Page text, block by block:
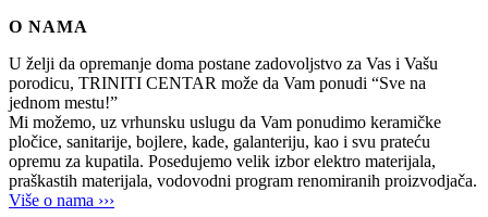
O NAMA
U želji da opremanje doma postane zadovoljstvo za Vas i Vašu
porodicu, TRINITI CENTAR može da Vam ponudi “Sve na
jednom mestu!”
Mi možemo, uz vrhunsku uslugu da Vam ponudimo keramičke
pločice, sanitarije, bojlere, kade, galanteriju, kao i svu prateću
opremu za kupatila. Posedujemo velik izbor elektro materijala,
praškastih materijala, vodovodni program renomiranih proizvodjača.
Više o nama ›››